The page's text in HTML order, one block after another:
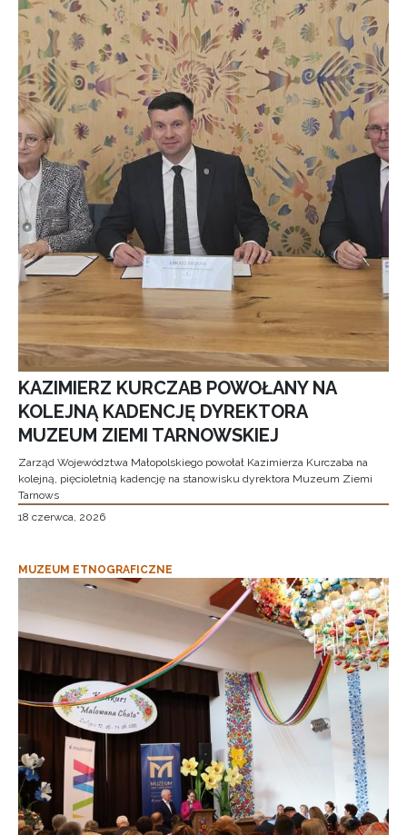
KAZIMIERZ KURCZAB POWOŁANY NA
KOLEJNĄ KADENCJĘ DYREKTORA
MUZEUM ZIEMI TARNOWSKIEJ
Zarząd Województwa Małopolskiego powołał Kazimierza Kurczaba na
kolejną, pięcioletnią kadencję na stanowisku dyrektora Muzeum Ziemi
Tarnows
18 czerwca, 2026
MUZEUM ETNOGRAFICZNE